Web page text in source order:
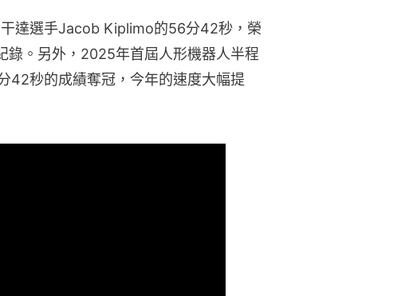
達選手Jacob Kiplimo的56分42秒，榮
錄。另外，2025年首屆人形機器人半程
42秒的成績奪冠，今年的速度大幅提